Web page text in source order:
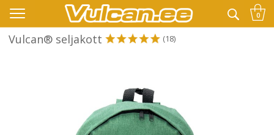
👉 -10% LISAKS KOODIGA: SUVI 0
Vulcan® seljakott (18)